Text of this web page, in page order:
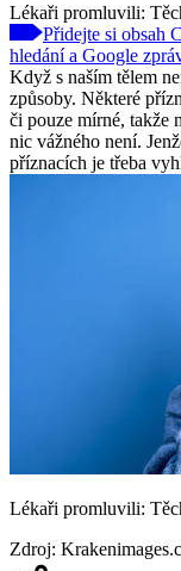
Lékaři promluvili:
Přidejte si obsah
hledání a Google
Když s naším tělem
způsoby. Některé
či pouze mírné, takže
nic vážného není.
příznacích je třeba
Lékaři promluvili:
Zdroj: